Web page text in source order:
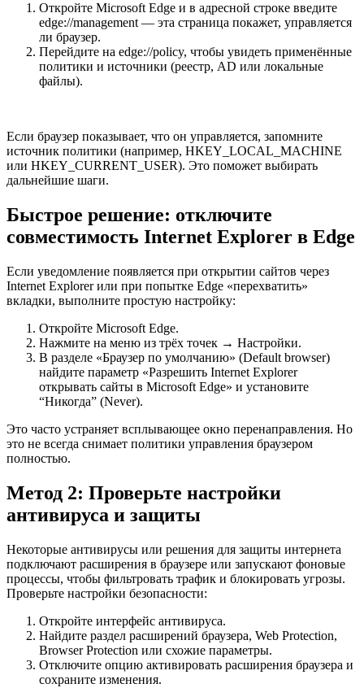
Откройте Microsoft Edge и в адресной строке введите
edge://management — эта страница покажет, управляется
ли браузер.
Перейдите на edge://policy, чтобы увидеть применённые
политики и источники (реестр, AD или локальные
файлы).
Если браузер показывает, что он управляется, запомните
источник политики (например, HKEY_LOCAL_MACHINE
или HKEY_CURRENT_USER). Это поможет выбирать
дальнейшие шаги.
Быстрое решение: отключите
совместимость Internet Explorer в Edge
Если уведомление появляется при открытии сайтов через
Internet Explorer или при попытке Edge «перехватить»
вкладки, выполните простую настройку:
Откройте Microsoft Edge.
Нажмите на меню из трёх точек → Настройки.
В разделе «Браузер по умолчанию» (Default browser)
найдите параметр «Разрешить Internet Explorer
открывать сайты в Microsoft Edge» и установите
“Никогда” (Never).
Это часто устраняет всплывающее окно перенаправления. Но
это не всегда снимает политики управления браузером
полностью.
Метод 2: Проверьте настройки
антивируса и защиты
Некоторые антивирусы или решения для защиты интернета
подключают расширения в браузере или запускают фоновые
процессы, чтобы фильтровать трафик и блокировать угрозы.
Проверьте настройки безопасности:
Откройте интерфейс антивируса.
Найдите раздел расширений браузера, Web Protection,
Browser Protection или схожие параметры.
Отключите опцию активировать расширения браузера и
сохраните изменения.